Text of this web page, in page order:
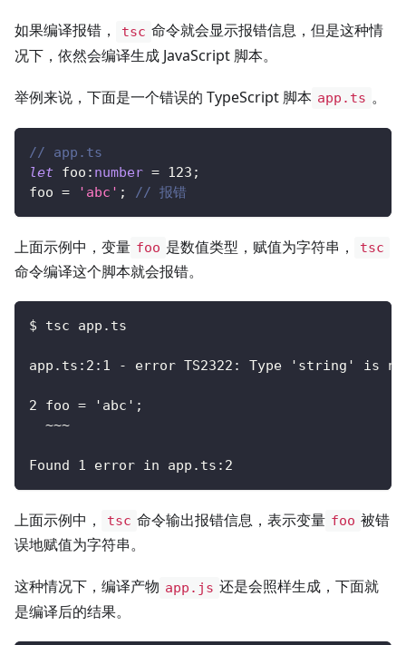
如果编译报错， tsc 命令就会显示报错信息，但是这种情
况下，依然会编译生成 JavaScript 脚本。
举例来说，下面是一个错误的 TypeScript 脚本 app.ts 。
// app.ts
let foo : number = 123 ;
foo = 'abc' ; // 报错
上面示例中，变量 foo 是数值类型，赋值为字符串， tsc
命令编译这个脚本就会报错。
$ tsc app.ts
app.ts:2:1 - error TS2322: Type 'string' is
2 foo = 'abc';
  ~~~
Found 1 error in app.ts:2
上面示例中， tsc 命令输出报错信息，表示变量 foo 被错
误地赋值为字符串。
这种情况下，编译产物 app.js 还是会照样生成，下面就
是编译后的结果。